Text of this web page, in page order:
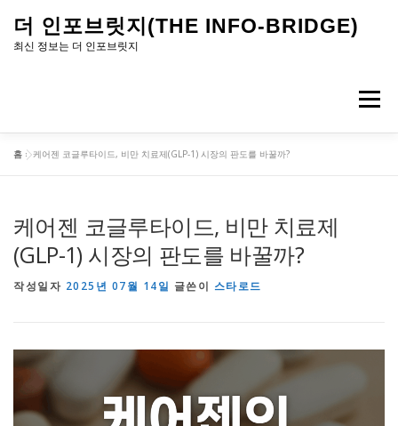
로
가
더 인포브릿지(THE INFO-BRIDGE)
최신 정보는 더 인포브릿지
메뉴
홈 »케어젠 코글루타이드, 비만 치료제(GLP-1) 시장의 판도를 바꿀까?
케어젠 코글루타이드, 비만 치료제
(GLP-1) 시장의 판도를 바꿀까?
작성일자 2025년 07월 14일 글쓴이 스타로드